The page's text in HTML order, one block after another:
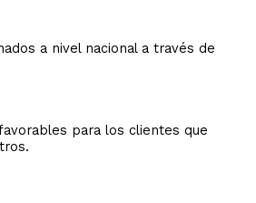
a nivel nacional a través de
para los clientes que